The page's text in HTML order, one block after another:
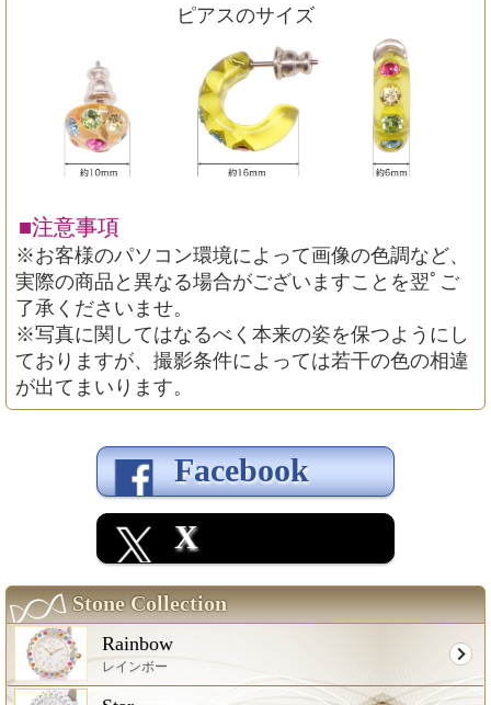
ピアスのサイズ
■注意事項
※お客様のパソコン環境によって画像の色調など、
実際の商品と異なる場合がございますことを翌ﾟご
了承くださいませ。
※写真に関してはなるべく本来の姿を保つようにし
ておりますが、撮影条件によっては若干の色の相違
が出てまいります。
Facebook
X
Stone Collection
Rainbow
レインボー